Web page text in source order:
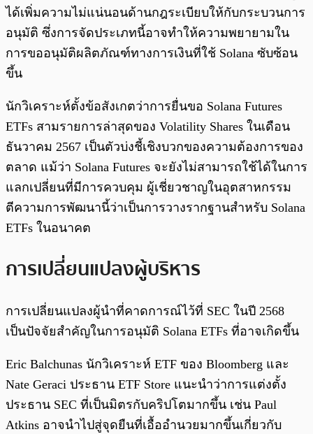
ได้เพิ่มความไม่แน่นอนด้านกฎระเบียบให้กับกระบวนการ
อนุมัติ ซึ่งการจัดประเภทนี้อาจทำให้ความพยายามใน
การขออนุมัติผลิตภัณฑ์ทางการเงินที่ใช้ Solana ซับซ้อน
ขึ้น
นักวิเคราะห์ตั้งข้อสังเกตว่าการยื่นขอ Solana Futures
ETFs สามรายการล่าสุดของ Volatility Shares ในเดือน
ธันวาคม 2567 เป็นตัวบ่งชี้เชิงบวกของความต้องการของ
ตลาด แม้ว่า Solana Futures จะยังไม่สามารถใช้ได้ในการ
แลกเปลี่ยนที่มีการควบคุม ผู้เชี่ยวชาญในอุตสาหกรรม
ตีความการพัฒนานี้ว่าเป็นการวางรากฐานสำหรับ Solana
ETFs ในอนาคต
การเปลี่ยนแปลงผู้บริหาร
การเปลี่ยนแปลงผู้นำที่คาดการณ์ไว้ที่ SEC ในปี 2568
เป็นปัจจัยสำคัญในการอนุมัติ Solana ETFs ที่อาจเกิดขึ้น
Eric Balchunas นักวิเคราะห์ ETF ของ Bloomberg และ
Nate Geraci ประธาน ETF Store แนะนำว่าการแต่งตั้ง
ประธาน SEC ที่เป็นมิตรกับคริปโตมากขึ้น เช่น Paul
Atkins อาจนำไปสู่จุดยืนที่เอื้ออำนวยมากขึ้นเกี่ยวกับ